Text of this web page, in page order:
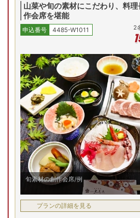
九重の絶景を独り占め！お
8畳または12畳の和室、洋室ツインを
窓からは雄大な九重の山並みが広が
室の隠れ家で、静かに温泉旅の情緒
山菜や旬の素材にこだわり、料
作会席を堪能
申込番号 4485-W1011 2
旬素材の創作会席/例
プランの詳細を見る